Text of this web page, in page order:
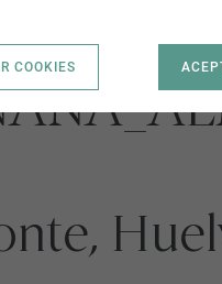
PUERTA
COOKIES